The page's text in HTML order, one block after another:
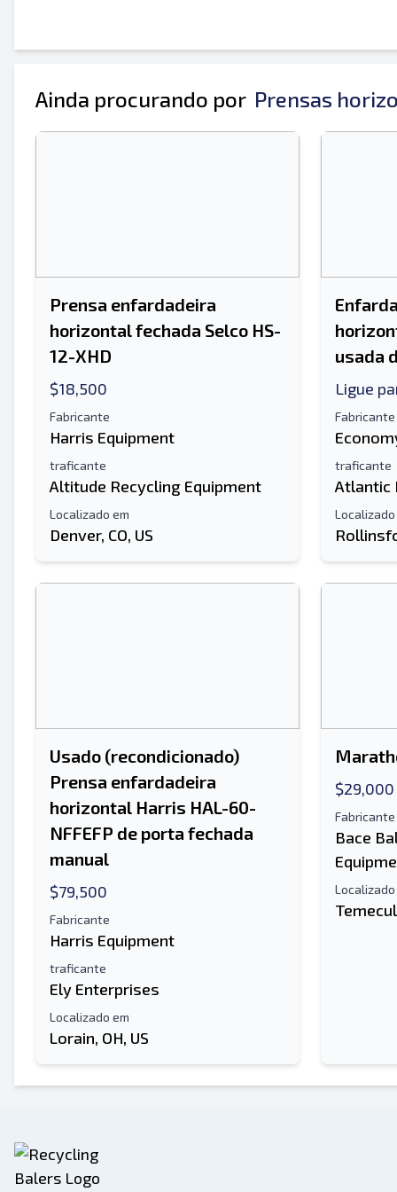
Ainda procurando por Prensas
Prensa enfardadeira
horizontal fechada Selco HS-
12-XHD
$18,500
Fabricante
Harris Equipment
traficante
Altitude Recycling Equipment
Localizado em
Denver, CO, US
usada
Ligue
Fabricante
traficante
Atlantic
Localizado
Usado (recondicionado)
Prensa enfardadeira
horizontal Harris HAL-60-
NFFEFP de porta fechada
manual
$79,500
Fabricante
Harris Equipment
traficante
Ely Enterprises
Localizado em
Lorain, OH, US
$29,000
Fabricante
Bace
Localizado
informação adicional